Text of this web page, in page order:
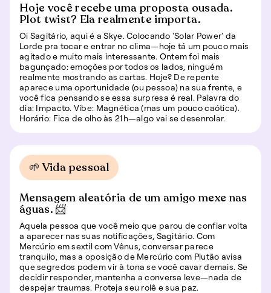
Hoje você recebe uma proposta ousada.
Plot twist? Ela realmente importa.
Oi Sagitário, aqui é a Skye. Colocando 'Solar Power' da
Lorde pra tocar e entrar no clima—hoje tá um pouco mais
agitado e muito mais interessante. Ontem foi mais
bagunçado: emoções por todos os lados, ninguém
realmente mostrando as cartas. Hoje? De repente
aparece uma oportunidade (ou pessoa) na sua frente, e
você fica pensando se essa surpresa é real. Palavra do
dia: Impacto. Vibe: Magnética (mas um pouco caótica).
Horário: Fica de olho às 21h—algo vai se desenrolar.
🌱 Vida pessoal
Mensagem aleatória de um amigo mexe nas
águas. 📨
Aquela pessoa que você meio que parou de confiar volta
a aparecer nas suas notificações, Sagitário. Com
Mercúrio em sextil com Vênus, conversar parece
tranquilo, mas a oposição de Mercúrio com Plutão avisa
que segredos podem vir à tona se você cavar demais. Se
decidir responder, mantenha a conversa leve—nada de
despejar traumas. Proteja seu rolê e sua paz.